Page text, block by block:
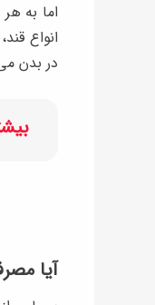
اما به
انواع
در بدن
آیا